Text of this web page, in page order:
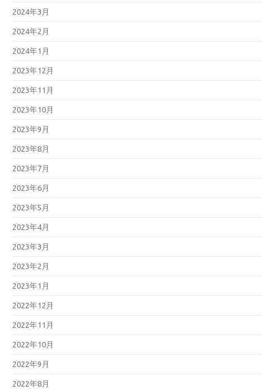
2024年3月
2024年2月
2024年1月
2023年12月
2023年11月
2023年10月
2023年9月
2023年8月
2023年7月
2023年6月
2023年5月
2023年4月
2023年3月
2023年2月
2023年1月
2022年12月
2022年11月
2022年10月
2022年9月
2022年8月